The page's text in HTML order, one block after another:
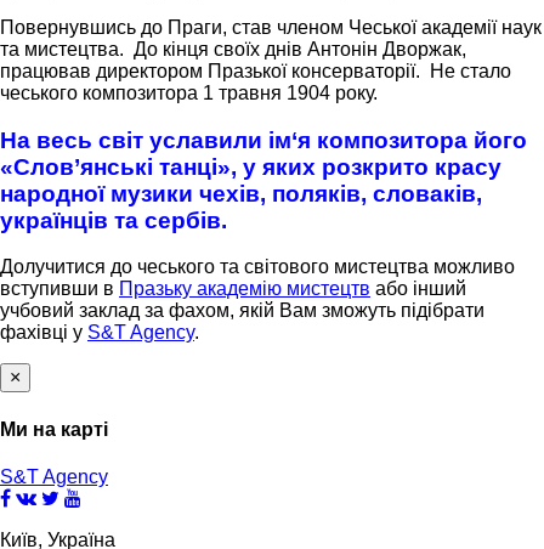
Повернувшись до Праги, став членом Чеської академії наук
та мистецтва. До кінця своїх днів Антонін Дворжак,
працював директором Празької консерваторії. Не стало
чеського композитора 1 травня 1904 року.
На весь світ уславили ім‘я композитора його
«Слов’янські танці», у яких розкрито красу
народної музики чехів, поляків, словаків,
українців та сербів.
Долучитися до чеського та світового мистецтва можливо
вступивши в Празьку академію мистецтв або інший
учбовий заклад за фахом, якій Вам зможуть підібрати
фахівці у S&T Agency.
×
Ми на карті
S&T Agency
Київ, Україна